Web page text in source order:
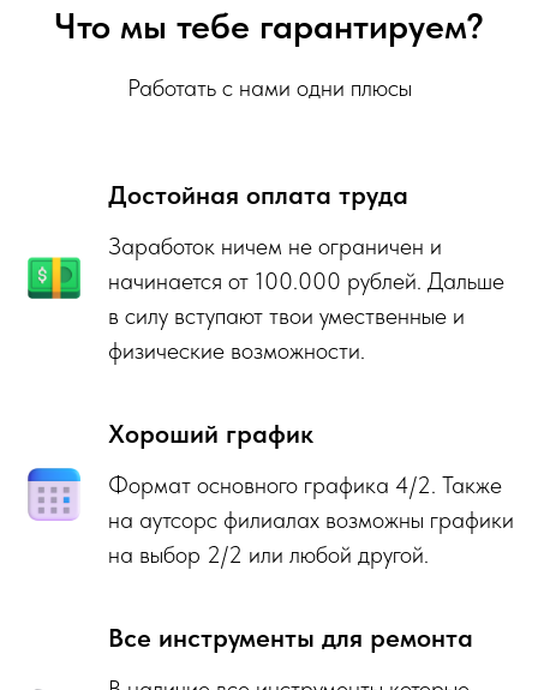
Что мы тебе гарантируем?
Работать с нами одни плюсы
Достойная оплата труда
Заработок ничем не ограничен и
начинается от 100.000 рублей. Дальше
в силу вступают твои умественные и
физические возможности.
Хороший график
Формат основного графика 4/2. Также
на аутсорс филиалах возможны графики
на выбор 2/2 или любой другой.
Все инструменты для ремонта